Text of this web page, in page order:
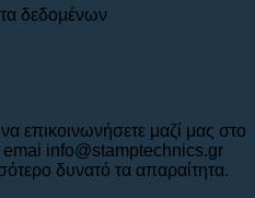
δεδομένων
επικοινωνήσετε μαζί μας στο
info@stamptechnics.gr
δυνατό τα απαραίτητα.